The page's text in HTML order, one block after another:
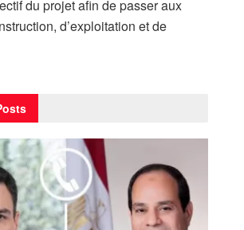
du projet afin de passer aux
d’exploitation et de